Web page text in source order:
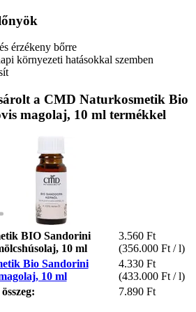
érzékeny bőrre
környezeti hatásokkal szemben
a CMD Naturkosmetik Bio
magolaj, 10 ml termékkel
BIO Sandorini
10 ml
3.560 Ft
(356.000 Ft / l)
Bio Sandorini
10 ml
4.330 Ft
(433.000 Ft / l)
7.890 Ft